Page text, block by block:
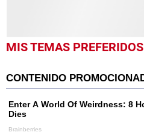
MIS TEMAS PREFERIDOS